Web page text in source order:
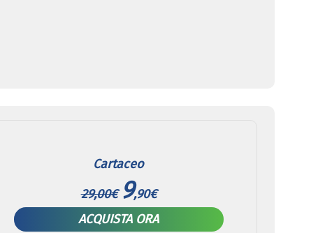
Cartaceo
29,00€ 9,90€
ACQUISTA ORA